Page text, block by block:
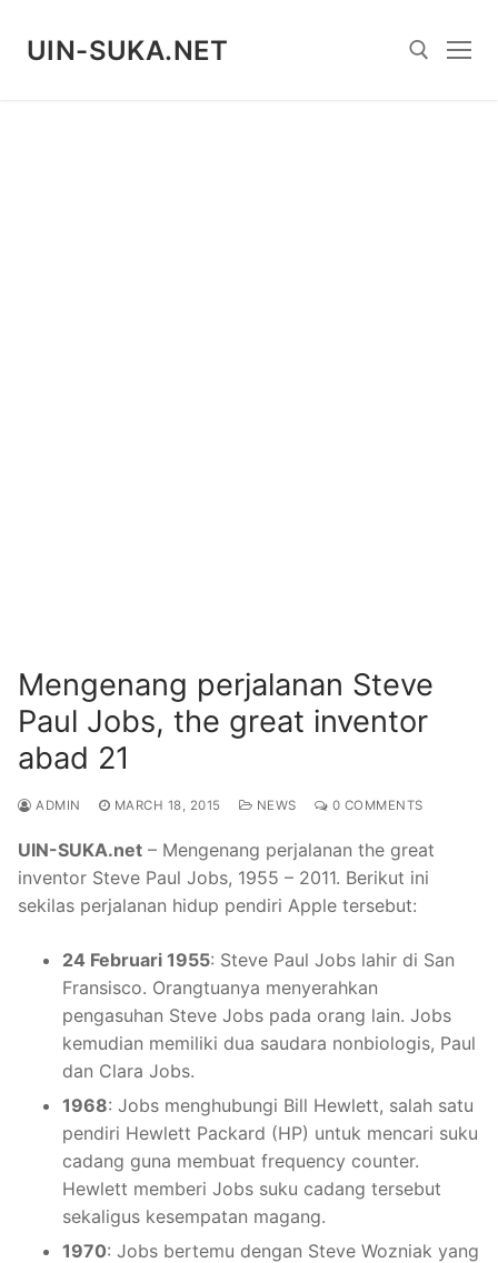
content
UIN-SUKA.NET
Mengenang perjalanan Steve
Paul Jobs, the great inventor
abad 21
ADMIN MARCH 18, 2015 NEWS 0 COMMENTS
UIN-SUKA.net – Mengenang perjalanan the great
inventor Steve Paul Jobs, 1955 – 2011. Berikut ini
sekilas perjalanan hidup pendiri Apple tersebut:
24 Februari 1955: Steve Paul Jobs lahir di San
Fransisco. Orangtuanya menyerahkan
pengasuhan Steve Jobs pada orang lain. Jobs
kemudian memiliki dua saudara nonbiologis, Paul
dan Clara Jobs.
1968: Jobs menghubungi Bill Hewlett, salah satu
pendiri Hewlett Packard (HP) untuk mencari suku
cadang guna membuat frequency counter.
Hewlett memberi Jobs suku cadang tersebut
sekaligus kesempatan magang.
1970: Jobs bertemu dengan Steve Wozniak yang